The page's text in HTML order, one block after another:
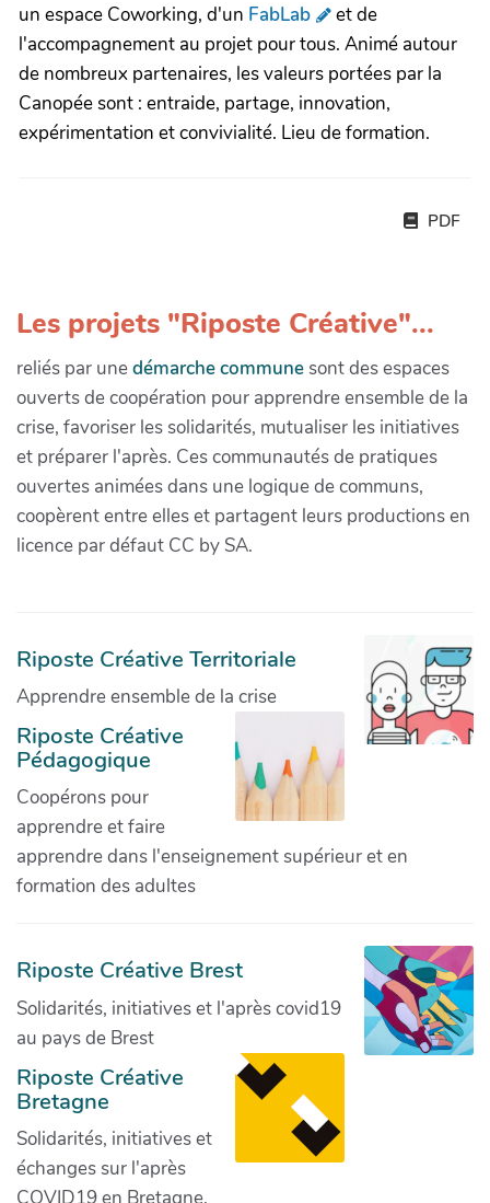
un espace Coworking, d'un FabLab
et de
l'accompagnement au projet pour tous. Animé autour
de nombreux partenaires, les valeurs portées par la
Canopée sont : entraide, partage, innovation,
expérimentation et convivialité. Lieu de formation.
PDF